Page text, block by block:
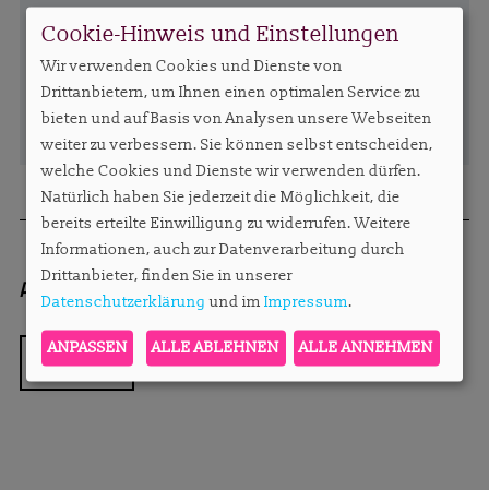
Autorin:Sylvie Konzack, Chefredakteurin
ZURÜCK
Cookie-Hinweis und Einstellungen
Wir verwenden Cookies und Dienste von
Drittanbietern, um Ihnen einen optimalen Service zu
bieten und auf Basis von Analysen unsere Webseiten
weiter zu verbessern. Sie können selbst entscheiden,
welche Cookies und Dienste wir verwenden dürfen.
Natürlich haben Sie jederzeit die Möglichkeit, die
bereits erteilte Einwilligung zu widerrufen. Weitere
Informationen, auch zur Datenverarbeitung durch
Drittanbieter, finden Sie in unserer
Datenschutzerklärung und im Impressum.
ANPASSEN ALLE ABLEHNEN ALLE ANNEHMEN